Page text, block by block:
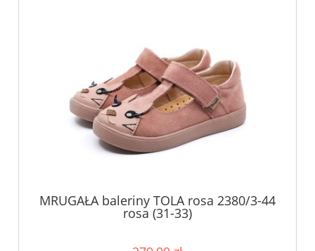
MRUGAŁA baleriny TOLA rosa 2380/3-44
rosa (31-33)